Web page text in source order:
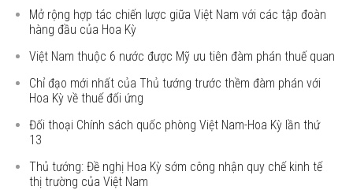
Mở rộng hợp tác chiến lược giữa Việt Nam với các tập đoàn
hàng đầu của Hoa Kỳ
Việt Nam thuộc 6 nước được Mỹ ưu tiên đàm phán thuế quan
Chỉ đạo mới nhất của Thủ tướng trước thềm đàm phán với
Hoa Kỳ về thuế đối ứng
Đối thoại Chính sách quốc phòng Việt Nam-Hoa Kỳ lần thứ
13
Thủ tướng: Đề nghị Hoa Kỳ sớm công nhận quy chế kinh tế
thị trường của Việt Nam